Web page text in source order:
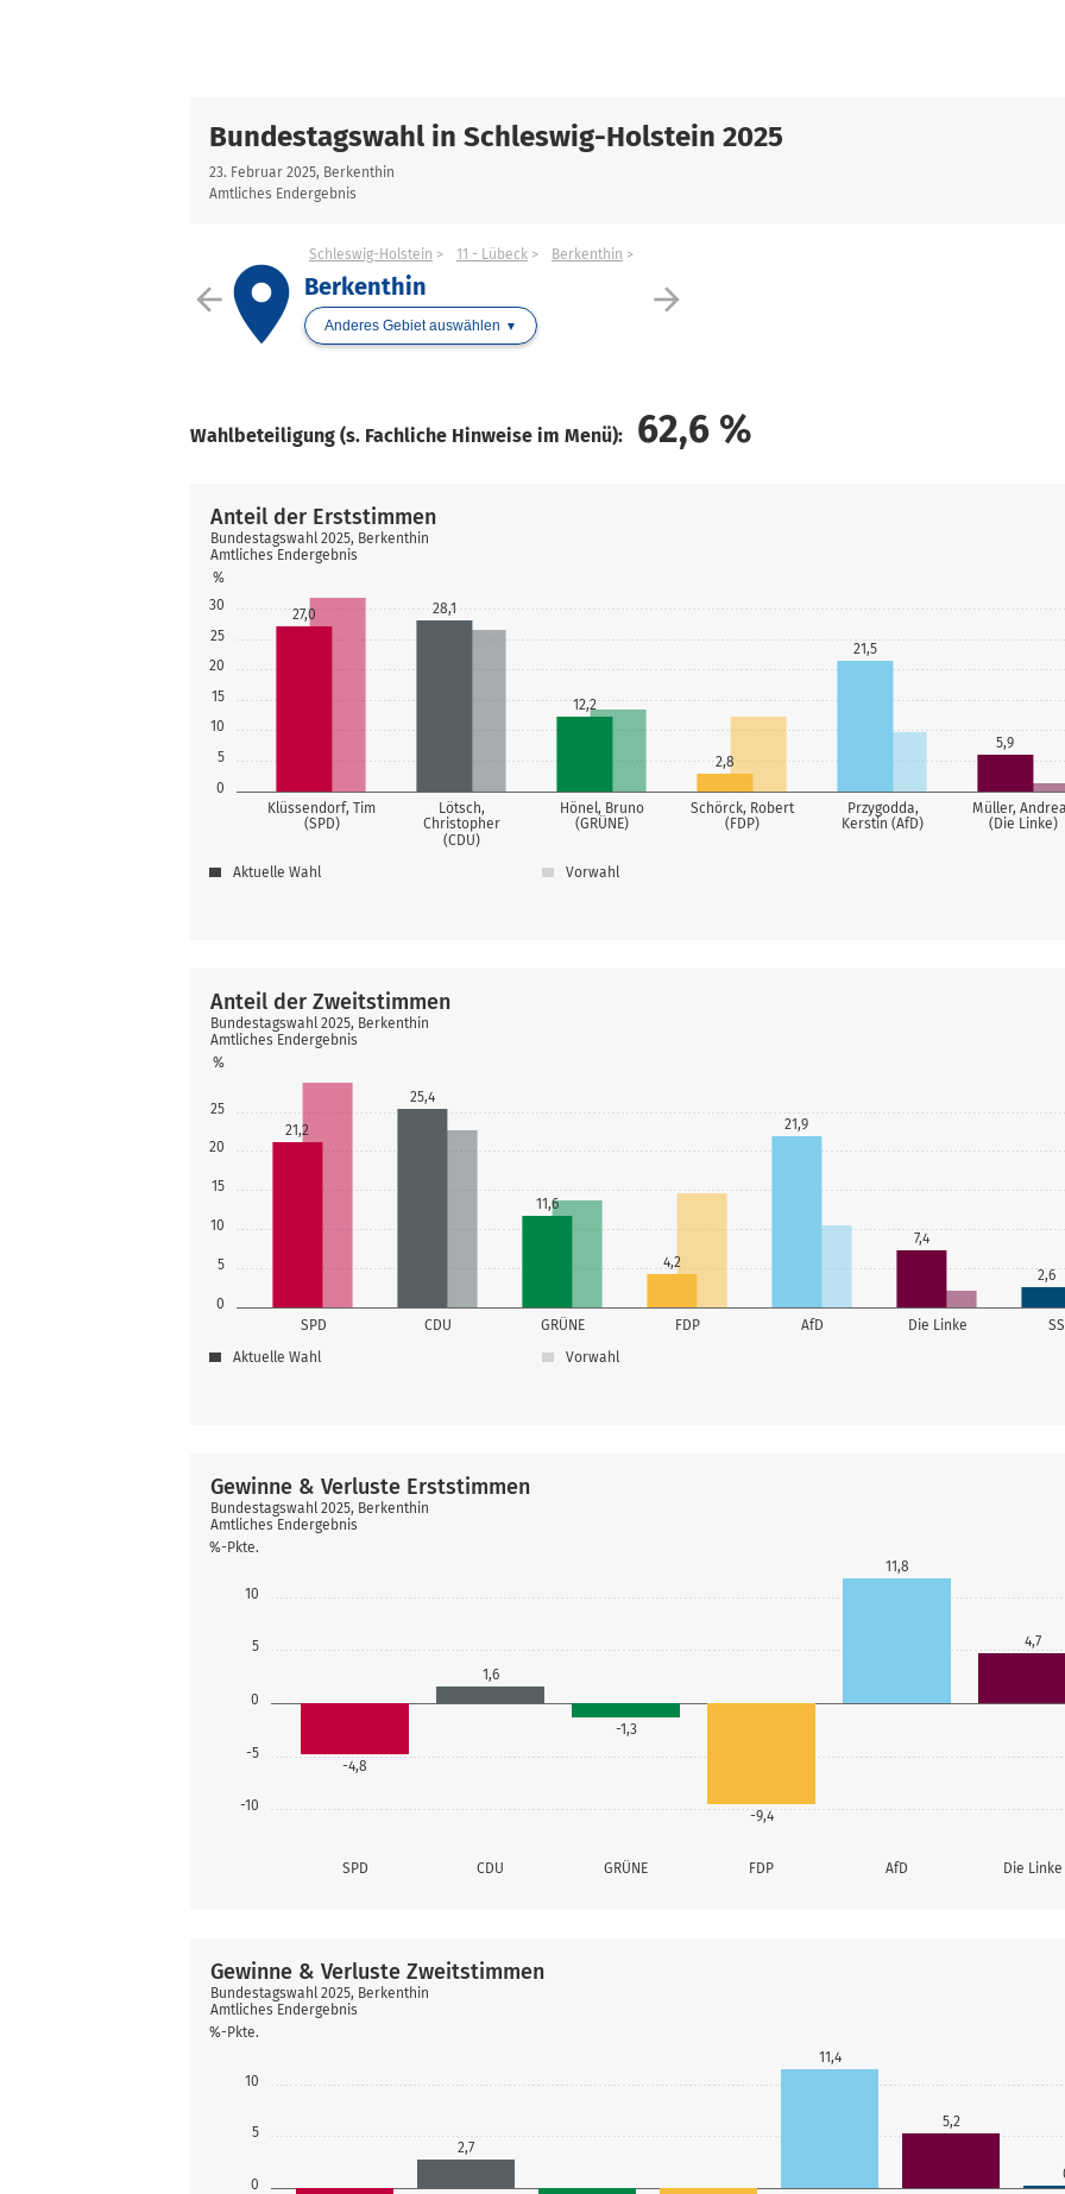
Bundestagswahl in Schleswig-Holstein 2025
23. Februar 2025, Berkenthin
Amtliches Endergebnis
arrow_back arrow_forward
place
Schleswig-Holstein 11 - Lübeck Berkenthin
Berkenthin
Anderes Gebiet auswählen
Wahlbeteiligung (s. Fachliche Hinweise im Menü): 62,6 %
0
5
10
15
20
25
30
%
Klüssendorf, Tim
(SPD)
Lötsch,
Christopher
(CDU)
Hönel, Bruno
(GRÜNE)
Schörck, Robert
(FDP)
Przygodda,
Kerstin (AfD)
Müller,
(Die Linke)
27,0 28,1
12,2
2,8
21,5
5,9
Anteil der Erststimmen
Bundestagswahl 2025, Berkenthin
Amtliches Endergebnis
Aktuelle Wahl Vorwahl
0
5
10
15
20
25
%
SPD CDU GRÜNE FDP AfD Die Linke
21,2
25,4
11,6
4,2
21,9
7,4
2,6
Anteil der Zweitstimmen
Bundestagswahl 2025, Berkenthin
Amtliches Endergebnis
Aktuelle Wahl Vorwahl
-10
-5
0
5
10
%-Pkte.
SPD CDU GRÜNE FDP AfD Die Linke
-4,8
1,6
-1,3
-9,4
11,8
4,7
Gewinne & Verluste Erststimmen
Bundestagswahl 2025, Berkenthin
Amtliches Endergebnis
0
5
10
%-Pkte.
2,7
11,4
5,2
Gewinne & Verluste Zweitstimmen
Bundestagswahl 2025, Berkenthin
Amtliches Endergebnis